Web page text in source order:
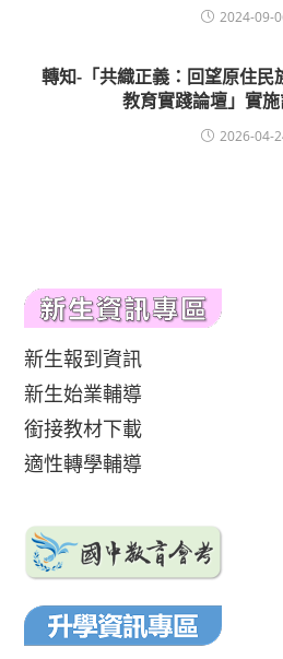
2024-09-
轉知-「共織正義：回望原住民
教育實踐論壇」實
2026-04-
新生報到資訊
新生始業輔導
銜接教材下載
適性轉學輔導